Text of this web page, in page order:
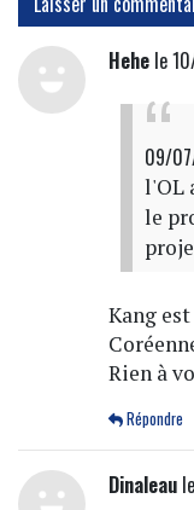
Hehele
09/
l'OL
le
Kang
Rien à
Répondre
Dinaleau